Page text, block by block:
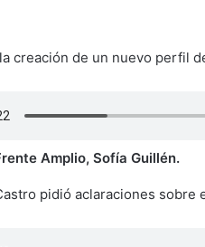
creación de un nuevo perfil
Amplio, Sofía Guillén.
pidió aclaraciones